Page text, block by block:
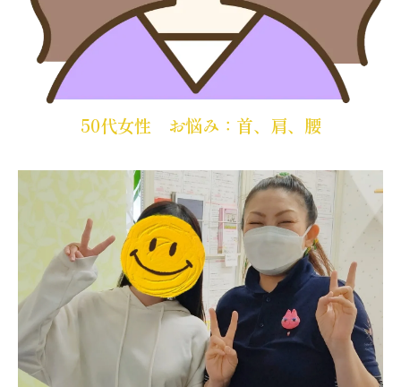
50代女性 お悩み：首、肩、腰